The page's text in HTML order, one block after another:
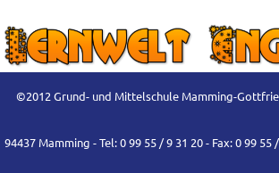
©2012 Grund- und Mittelschule Mamming-
94437 Mamming - Tel: 0 99 55 / 9 31 20 - Fax: 0 99 55